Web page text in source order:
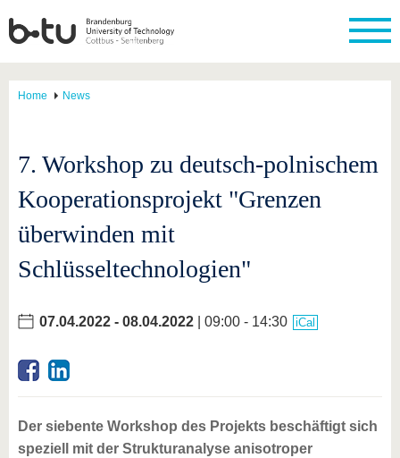
Home News
7. Workshop zu deutsch-polnischem
Kooperationsprojekt "Grenzen
überwinden mit
Schlüsseltechnologien"
07.04.2022 - 08.04.2022 | 09:00 - 14:30 iCal
Der siebente Workshop des Projekts beschäftigt sich
speziell mit der Strukturanalyse anisotroper